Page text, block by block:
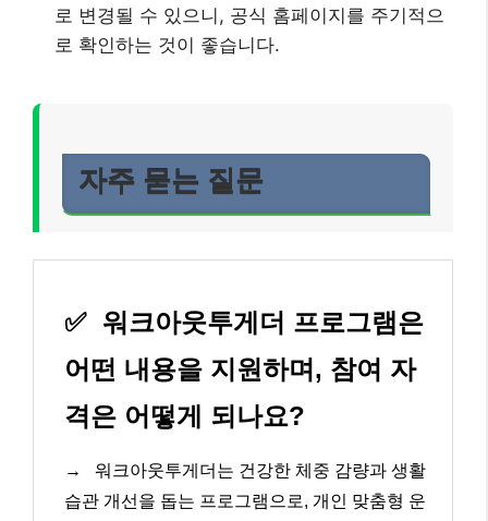
로 변경될 수 있으니, 공식 홈페이지를 주기적으
로 확인하는 것이 좋습니다.
자주 묻는 질문
✅ 워크아웃투게더 프로그램은
어떤 내용을 지원하며, 참여 자
격은 어떻게 되나요?
→
워크아웃투게더는 건강한 체중 감량과 생활
습관 개선을 돕는 프로그램으로, 개인 맞춤형 운